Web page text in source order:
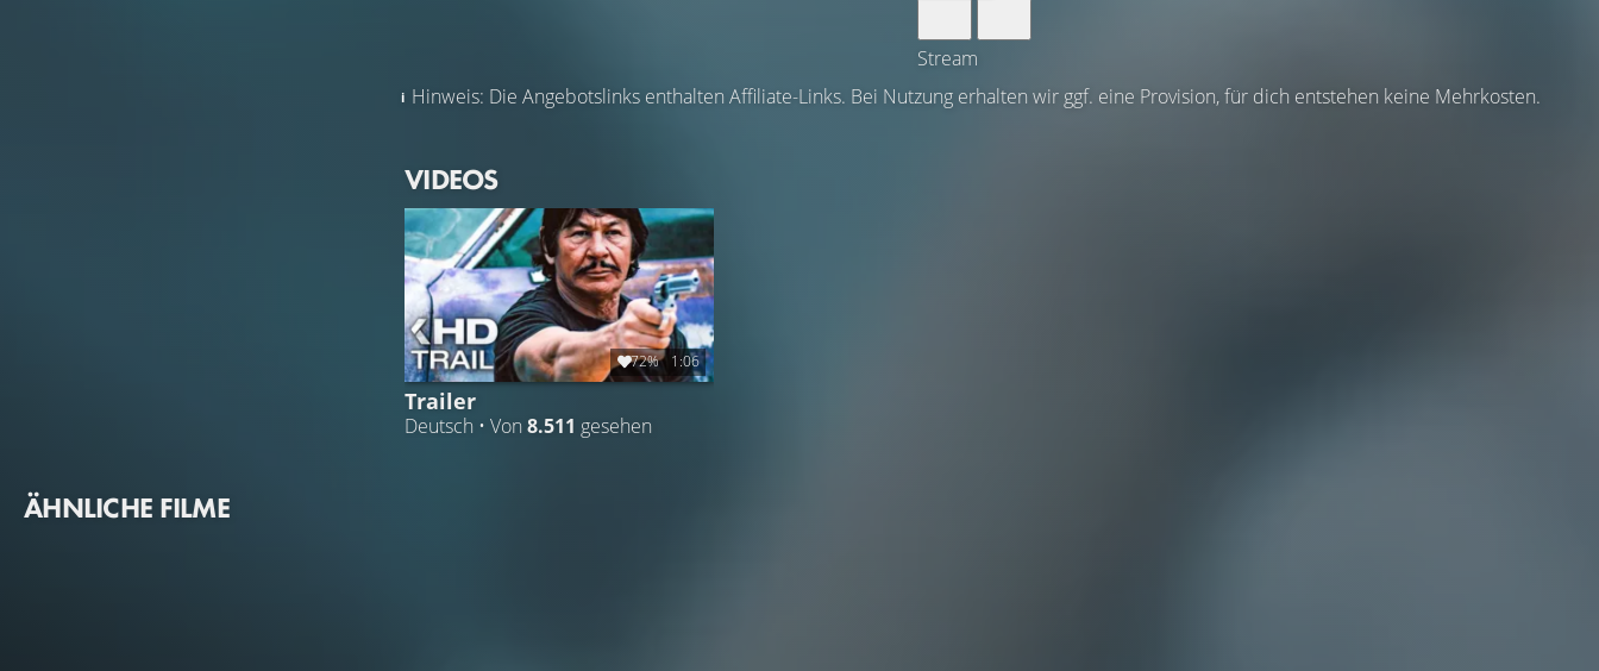
Stream
Hinweis: Die Angebotslinks enthalten Affiliate-Links. Bei Nutzung erhalten wir ggf. eine Provision, für dich entstehen keine Mehrkosten.
VIDEOS
72% 1:06
Trailer
Deutsch • Von 8.511 gesehen
ÄHNLICHE FILME